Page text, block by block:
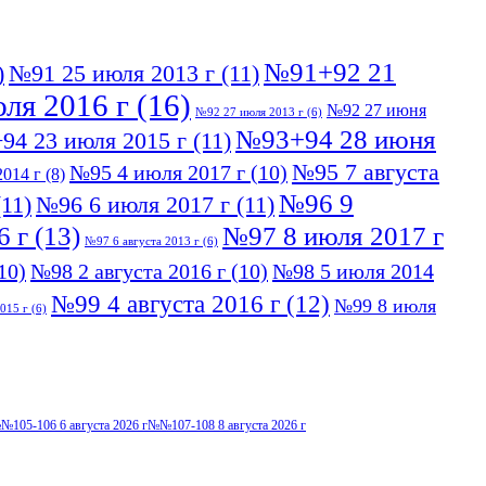
№91 25 июля 2013 г (11)№91+92 21
2016 г (16) №92 27 июля 2013 г (6) №92 27 июня
23 июля 2015 г (11)№93+94 28 июня
г (8) №95 4 июля 2017 г (10) №95 7 августа
№96 6 июля 2017 г (11)№96 9
г (13) №97 6 августа 2013 г (6) №97 8 июля 2017 г
№98 2 августа 2016 г (10) №98 5 июля 2014
г (6) №99 4 августа 2016 г (12) №99 8 июля
106 6 августа 2026 г№№107-108 8 августа 2026 г